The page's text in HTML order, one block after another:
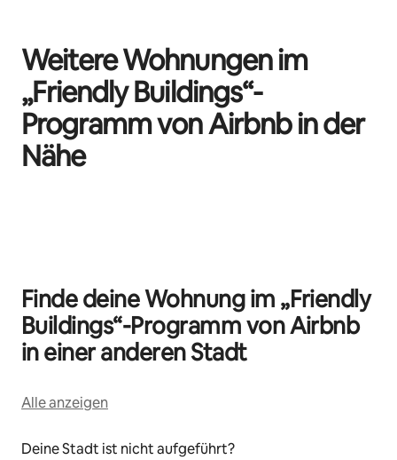
Weitere Wohnungen im
„Friendly Buildings“-
Programm von Airbnb in der
Nähe
Finde deine Wohnung im „Friendly
Buildings“-Programm von Airbnb
in einer anderen Stadt
Alle anzeigen
Deine Stadt ist nicht aufgeführt?